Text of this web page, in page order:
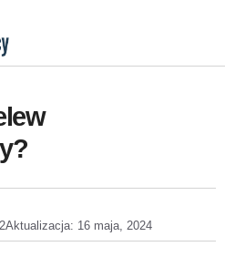
Aktualizacja: 16 maja, 2024